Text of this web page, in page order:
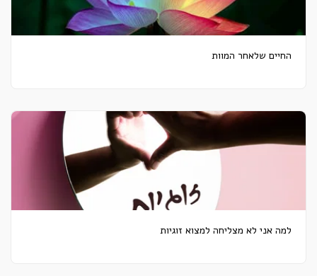
החיים שלאחר המוות
למה אני לא מצליחה למצוא זוגיות